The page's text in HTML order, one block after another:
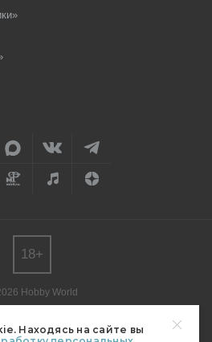
Находясь на сайте вы
Hobby World
редакции.
18+